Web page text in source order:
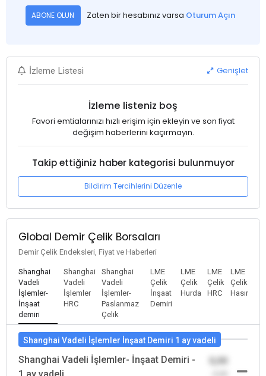
ABONE OLUN Zaten bir hesabınız varsa Oturum Açın
İzleme Listesi Genişlet
İzleme listeniz boş
Favori emtialarınızı hızlı erişim için ekleyin ve son fiyat
değişim haberlerini kaçırmayın.
Takip ettiğiniz haber kategorisi bulunmuyor
Bildirim Tercihlerini Düzenle
Global Demir Çelik Borsaları
Demir Çelik Endeksleri, Fiyat ve Haberleri
Shanghai
Vadeli
İşlemler-
İnşaat
demiri
Shanghai
Vadeli
İşlemler
HRC
Shanghai
Vadeli
İşlemler-
Paslanmaz
Çelik
LME
Çelik
İnşaat
Demiri
LME
Çelik
Hurda
LME
Çelik
HRC
LME
Çelik
Hasır
Shanghai Vadeli İşlemler İnşaat Demiri 1 ay vadeli
Shanghai Vadeli İşlemler- İnşaat Demiri -